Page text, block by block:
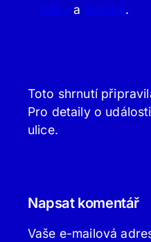
Šišky a Sulická.
Toto shrnutí
Pro detaily o
ulice.
Napsat komentář
Vaše e-mailová